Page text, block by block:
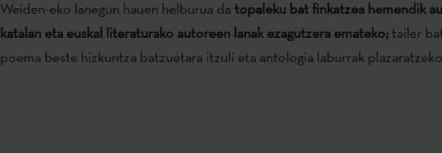
Weiden-eko lanegun hauen helburua da topaleku bat finkatzea hemendik
katalan eta euskal literaturako autoreen lanak ezagutzera emateko;tailer
poema beste hizkuntza batzuetara itzuli eta antologia laburrak